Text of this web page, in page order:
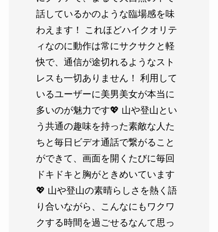
話しているかのような臨場感を味
わえます！ これほどハイクオリテ
ィなのに動作は常にサクサクと軽
快で、通信が途切れるようなスト
レスも一切ありません！ 利用して
いるユーザーに美男美女が本当に
多いのが魅力です💖 山や登山とい
う共通の趣味を持った素敵な人た
ちと毎日ビデオ通話で繋がること
ができて、画面を開くたびに毎回
ドキドキと胸がときめいています
💖 山や登山の素晴らしさを熱く語
り合いながら、こんなにもワクワ
クする時間を過ごせるなんて思っ